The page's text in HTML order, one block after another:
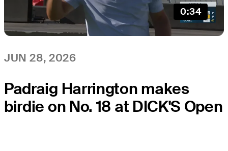
0:34
JUN 28, 2026
Padraig Harrington makes
birdie on No. 18 at DICK'S Open